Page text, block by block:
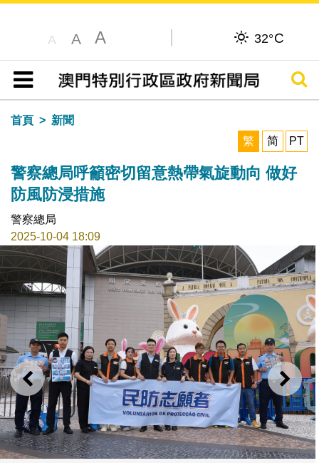
A A A 32°C
目錄
搜尋
首頁
新聞
繁
简 PT
警察總局呼籲密切留意熱帶氣旋動向 做好
防風防浸措施
警察總局
2025-10-04 18:09
上一則 下一